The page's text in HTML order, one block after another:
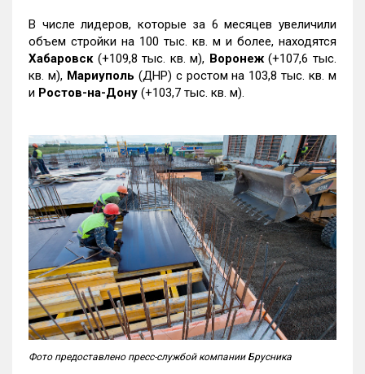
В числе лидеров, которые за 6 месяцев увеличили
объем стройки на 100 тыс. кв. м и более, находятся
Хабаровск (+109,8 тыс. кв. м), Воронеж(+107,6 тыс.
кв. м), Мариуполь (ДНР) с ростом на 103,8 тыс. кв. м
и Ростов-на-Дону (+103,7 тыс. кв. м).
Фото предоставлено пресс-службой компании Брусника